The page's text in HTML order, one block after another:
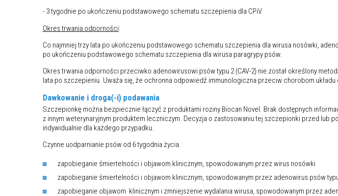
- 3 tygodnie po ukończeniu podstawowego schematu szczepienia dla CPiV
Okres trwania odporności:
Co najmniej trzy lata po ukończeniu podstawowego schematu szczepienia dla wirusa nosówki,
po ukończeniu podstawowego schematu szczepienia dla wirusa paragrypy psów.
Okres trwania odporności przeciwko adenowirusowi psów typu 2 (CAV-2) nie został określony
lata po szczepieniu. Uważa się, że ochronna odpowiedź immunologiczna przeciw chorobom
Dawkowanie i droga(-i) podawania
Szczepionkę można bezpiecznie łączyć z produktami roziny Biocan Novel. Brak dostępnych
z innym weterynaryjnym produktem leczniczym. Decyzja o zastosowaniu tej szczepionki przed lub
indywidualnie dla każdego przypadku.
Czynne uodparnianie psów od 6 tygodnia życia.
zapobieganie śmiertelności i objawom klinicznym, spowodowanym przez wirus nosówki
zapobieganie śmiertelności i objawom klinicznym, spowodowanym przez adenowirus psów
zapobieganie objawom klinicznym i zmniejszenie wydalania wirusa, spowodowanym przez